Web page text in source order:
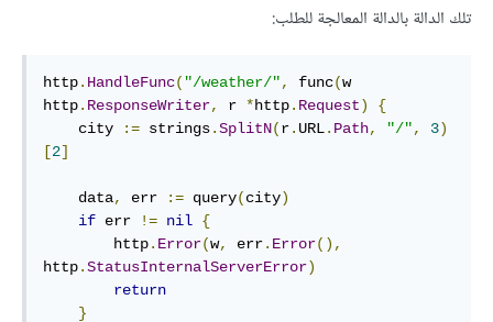
تلك الدالة بالدالة المعالجة للطلب:
http. HandleFunc( "/weather/", func(w
http. ResponseWriter, r *http. Request)
{
    city
:= strings.SplitN(r. URL. Path, "/", 3)
[2]
    data
, err := query(city)
if err != nil {
        http
. Error(w, err. Error(),
http.StatusInternalServerError)
return
}